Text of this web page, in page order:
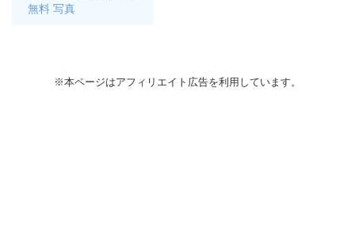
無料 写真
※本ページはアフィリエイト広告を利用しています。